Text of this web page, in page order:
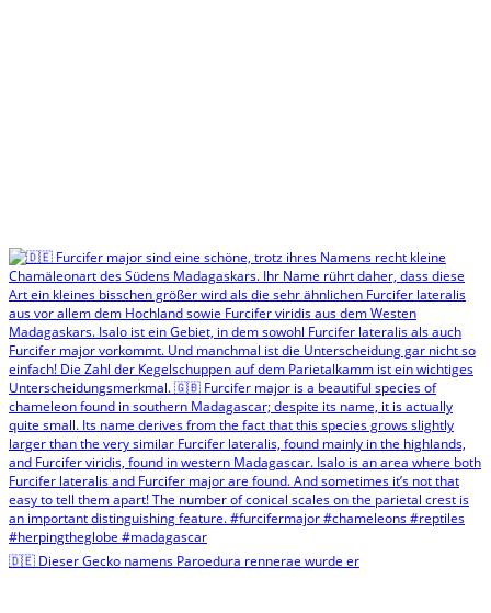
🇩🇪 Dieser Gecko namens Paroedura rennerae wurde er